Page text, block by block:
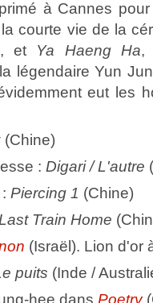
à Cannes
courte vie de la
et Ya Haeng Ha,
légendaire Yun
eut les
(Chine)
: Digari / L'autre
Piercing 1 (Chine)
Train Home
(Israël). Lion d'or
puits (Inde /
hee dans Poetry